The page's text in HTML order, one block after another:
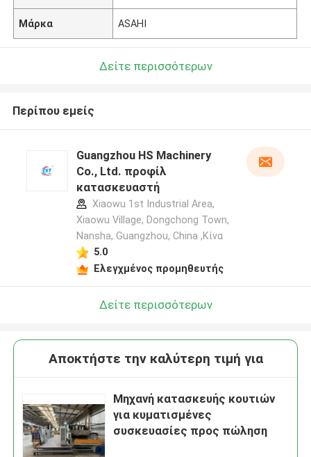
Μάρκα ASAHI
Δείτε περισσότερων
Περίπου εμείς
Guangzhou HS Machinery
Co., Ltd. προφίλ
κατασκευαστή
Xiaowu 1st Industrial Area,
Xiaowu Village, Dongchong Town,
Nansha, Guangzhou, China ,Κίνα
5.0
Ελεγχμένος προμηθευτής
Δείτε περισσότερων
Αποκτήστε την καλύτερη τιμή για
Μηχανή κατασκευής κουτιών
για κυματισμένες
συσκευασίες προς πώληση